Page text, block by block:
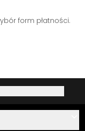
form płatności.